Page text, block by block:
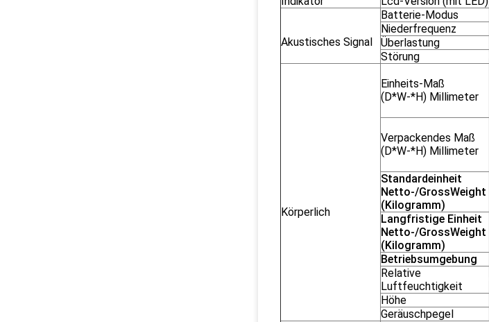
Akustisches Signal
Batterie-Modus
Niederfrequenz
Überlastung
Störung
Körperlich
Einheits-Maß
(D*W-*H) Millimeter
Verpackendes Maß
(D*W-*H) Millimeter
Standardeinheit
Netto-/GrossWeight
(Kilogramm)
Langfristige Einheit
Netto-/GrossWeight
(Kilogramm)
Betriebsumgebung
Relative
Luftfeuchtigkeit
Höhe
Geräuschpegel